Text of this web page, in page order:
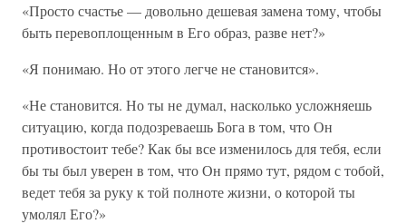
«Просто счастье — довольно дешевая замена тому, чтобы
быть перевоплощенным в Его образ, разве нет?»
«Я понимаю. Но от этого легче не становится».
«Не становится. Но ты не думал, насколько усложняешь
ситуацию, когда подозреваешь Бога в том, что Он
противостоит тебе? Как бы все изменилось для тебя, если
бы ты был уверен в том, что Он прямо тут, рядом с тобой,
ведет тебя за руку к той полноте жизни, о которой ты
умолял Его?»